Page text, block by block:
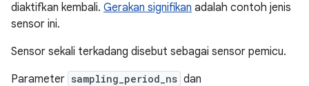
diaktifkan kembali. Gerakan signifikan adalah contoh jenis
sensor ini.
Sensor sekali terkadang disebut sebagai sensor pemicu.
Parameter sampling_period_ns dan